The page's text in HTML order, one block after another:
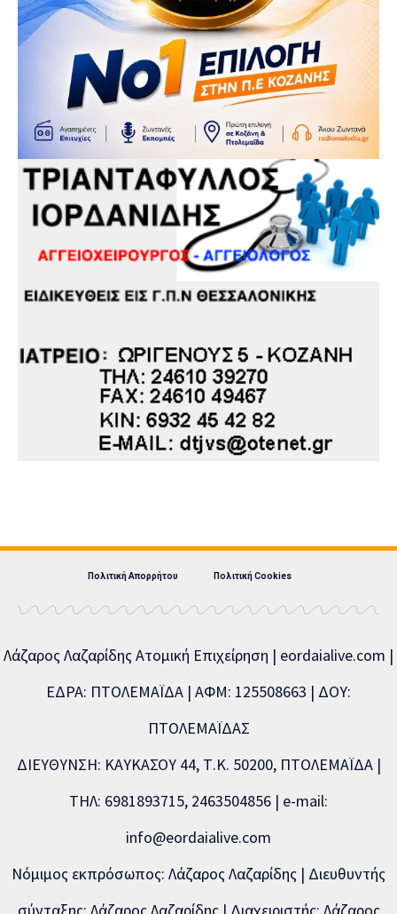
Πολιτική Απορρήτου Πολιτική Cookies
Λάζαρος Λαζαρίδης Ατομική Επιχείρηση | eordaialive.com |
ΕΔΡΑ: ΠΤΟΛΕΜΑΪΔΑ | ΑΦΜ: 125508663 | ΔΟΥ:
ΠΤΟΛΕΜΑΪΔΑΣ
ΔΙΕΥΘΥΝΣΗ: ΚΑΥΚΑΣΟΥ 44, Τ.Κ. 50200, ΠΤΟΛΕΜΑΪΔΑ |
ΤΗΛ: 6981893715, 2463504856 | e-mail:
info@eordaialive.com
Νόμιμος εκπρόσωπος: Λάζαρος Λαζαρίδης | Διευθυντής